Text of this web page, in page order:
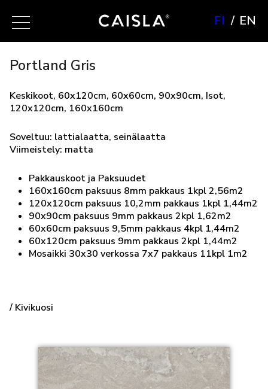
FI EN
Portland Gris
Keskikoot, 60x120cm, 60x60cm, 90x90cm, Isot,
120x120cm, 160x160cm
Soveltuu: lattialaatta, seinälaatta
Viimeistely: matta
Pakkauskoot ja Paksuudet
160x160cm paksuus 8mm pakkaus 1kpl 2,56m2
120x120cm paksuus 10,2mm pakkaus 1kpl 1,44m2
90x90cm paksuus 9mm pakkaus 2kpl 1,62m2
60x60cm paksuus 9,5mm pakkaus 4kpl 1,44m2
60x120cm paksuus 9mm pakkaus 2kpl 1,44m2
Mosaikki 30x30 verkossa 7x7 pakkaus 11kpl 1m2
/ Kivikuosi